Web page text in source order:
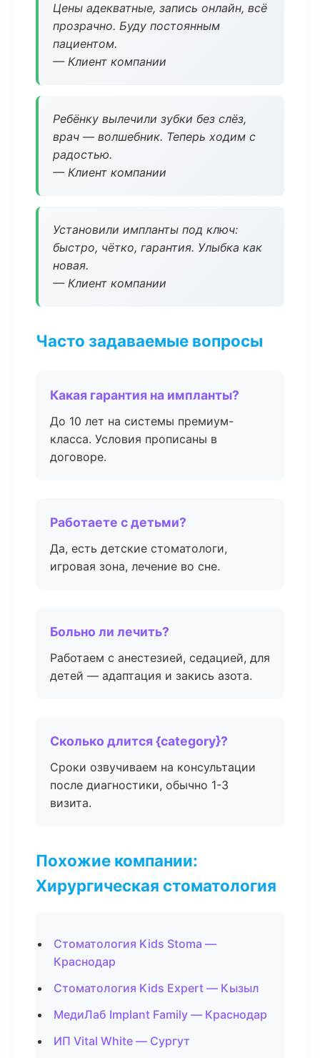
Цены адекватные, запись онлайн, всё
прозрачно. Буду постоянным
пациентом.
— Клиент компании
Ребёнку вылечили зубки без слёз,
врач — волшебник. Теперь ходим с
радостью.
— Клиент компании
Установили импланты под ключ:
быстро, чётко, гарантия. Улыбка как
новая.
— Клиент компании
Часто задаваемые вопросы
Какая гарантия на импланты?
До 10 лет на системы премиум-
класса. Условия прописаны в
договоре.
Работаете с детьми?
Да, есть детские стоматологи,
игровая зона, лечение во сне.
Больно ли лечить?
Работаем с анестезией, седацией, для
детей — адаптация и закись азота.
Сколько длится {category}?
Сроки озвучиваем на консультации
после диагностики, обычно 1-3
визита.
Похожие компании:
Хирургическая стоматология
Стоматология Kids Stoma —
Краснодар
Стоматология Kids Expert — Кызыл
МедиЛаб Implant Family — Краснодар
ИП Vital White — Сургут